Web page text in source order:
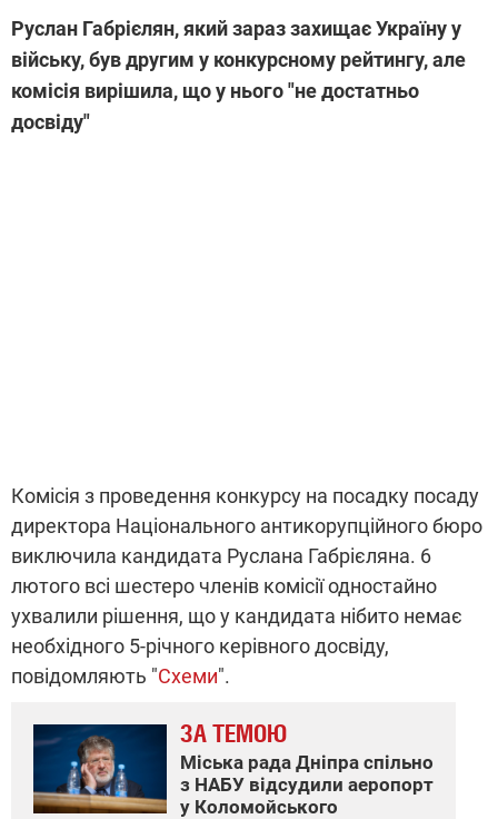
Руслан Габрієлян, який зараз захищає Україну у
війську, був другим у конкурсному рейтингу, але
комісія вирішила, що у нього "не достатньо
досвіду"
Комісія з проведення конкурсу на посадку посаду
директора Національного антикорупційного бюро
виключила кандидата Руслана Габрієляна. 6
лютого всі шестеро членів комісії одностайно
ухвалили рішення, що у кандидата нібито немає
необхідного 5-річного керівного досвіду,
повідомляють "Схеми".
ЗА ТЕМОЮ
Міська рада Дніпра спільно
з НАБУ відсудили аеропорт
у Коломойського